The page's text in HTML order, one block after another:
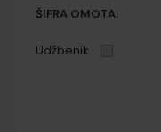
ŠIFRA OMOTA:
Udžbenik